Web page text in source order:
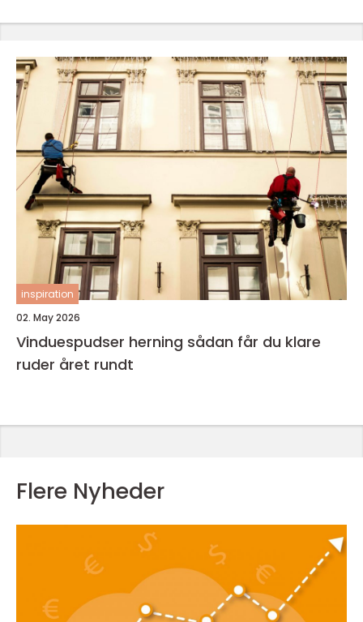
inspiration
02. May 2026
Vinduespudser herning sådan får du klare
ruder året rundt
Flere Nyheder